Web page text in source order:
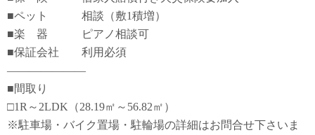
■ペット 相談（敷1積増）
■楽 器 ピアノ相談可
■保証会社 利用必須
―――――――
■間取り
□1R～2LDK（28.19㎡～56.82㎡）
※駐車場・バイク置場・駐輪場の詳細はお問合せ下さいま